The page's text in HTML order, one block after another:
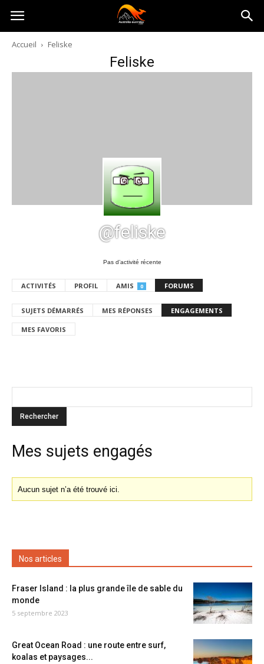
Australia-
australie.com
Accueil Feliske
Feliske
@feliske
Pas d’activité récente
ACTIVITÉS PROFIL AMIS 0 FORUMS
SUJETS DÉMARRÉS MES RÉPONSES ENGAGEMENTS
MES FAVORIS
Mes sujets engagés
Aucun sujet n’a été trouvé ici.
Nos articles
Fraser Island : la plus grande île de sable du
monde
5 septembre 2023
Great Ocean Road : une route entre surf,
koalas et paysages...